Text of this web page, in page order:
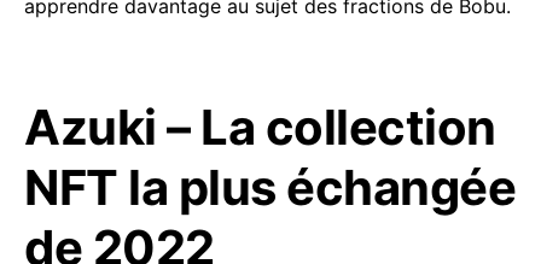
apprendre davantage au sujet des fractions de Bobu.
Azuki – La collection
NFT la plus échangée
de 2022